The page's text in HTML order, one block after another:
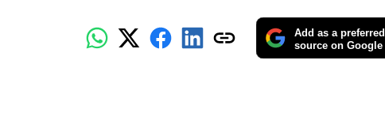
Add as a preferred
source on Google